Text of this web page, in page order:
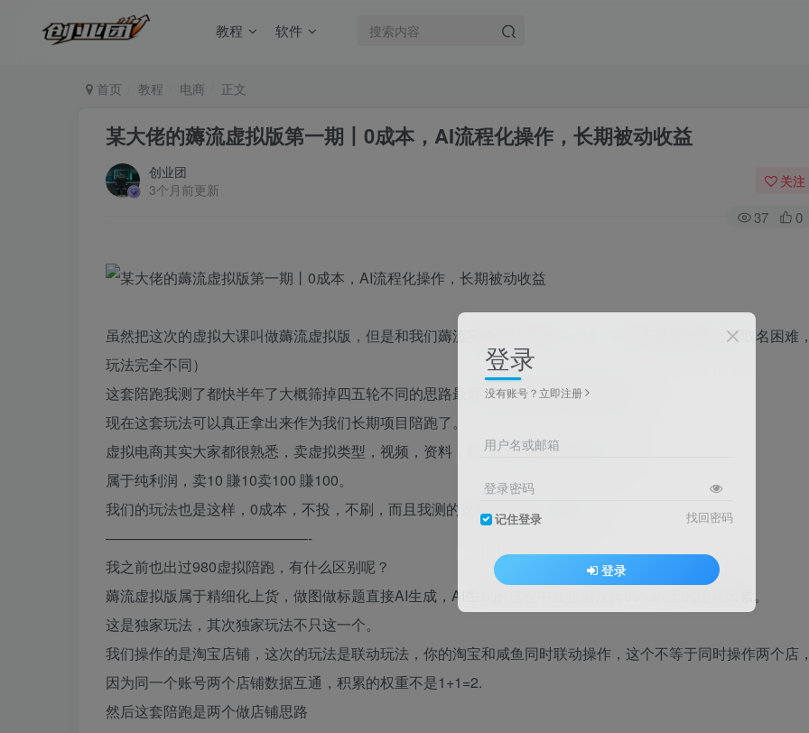
教程 软件
首页 教程 电商 正文
某大佬的薅流虚拟版第一期丨0成本，AI流程化操作，长期被动收益
创业团
3个月前更新
关注
37 0
虽然把这次的虚拟大课叫做薅流虚拟版，但是和我们薅流实物玩法完全不一样，所以不是套娃哈（纯取名困难
玩法完全不同）
这套陪跑我测了都快半年了大概筛掉四五轮不同的思路最后才决定出来具体陪跑玩法。
现在这套玩法可以真正拿出来作为我们长期项目陪跑了。
虚拟电商其实大家都很熟悉，卖虚拟类型，视频，资料，软件，服务，定制，等等。
属于纯利润，卖10 賺10卖100 賺100。
我们的玩法也是这样，0成本，不投，不刷，而且我测的这些店铺没一个死店。
——————————————-
我之前也出过980虚拟陪跑，有什么区别呢？
薅流虚拟版属于精细化上货，做图做标题直接AI生成，AI生成的过程中直接避规掉95%以上的违规因素。
这是独家玩法，其次独家玩法不只这一个。
我们操作的是淘宝店铺，这次的玩法是联动玩法，你的淘宝和咸鱼同时联动操作，这个不等于同时操作两个店
因为同一个账号两个店铺数据互通，积累的权重不是1+1=2.
然后这套陪跑是两个做店铺思路
登录
没有账号？立即注册
用户名或邮箱
登录密码
记住登录 找回密码
登录